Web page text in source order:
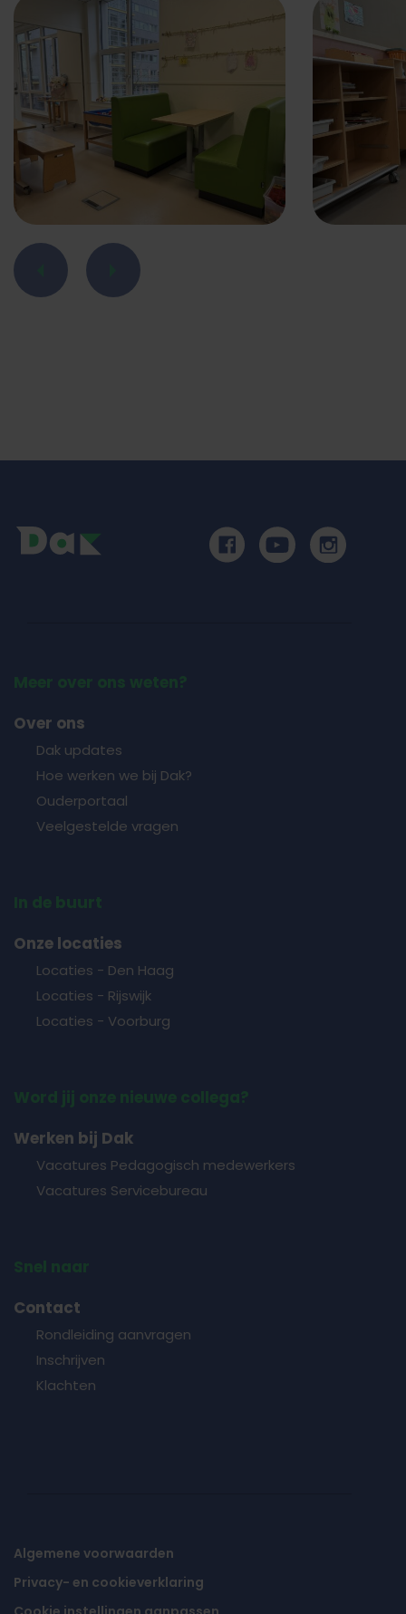
Meer over ons weten?
Over ons
Dak updates
Hoe werken we bij Dak?
Ouderportaal
Veelgestelde vragen
In de buurt
Onze locaties
Locaties - Den Haag
Locaties - Rijswijk
Locaties - Voorburg
Word jij onze nieuwe collega?
Werken bij Dak
Vacatures Pedagogisch medewerkers
Vacatures Servicebureau
Snel naar
Contact
Rondleiding aanvragen
Inschrijven
Klachten
Algemene voorwaarden
Privacy- en cookieverklaring